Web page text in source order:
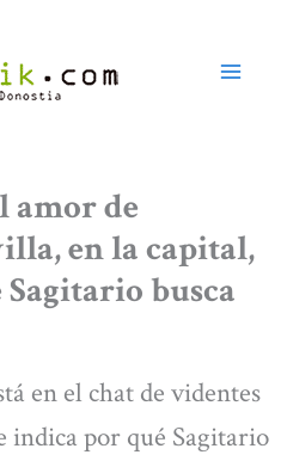
amor de
en la capital,
busca
en el chat de videntes
indica por qué Sagitario